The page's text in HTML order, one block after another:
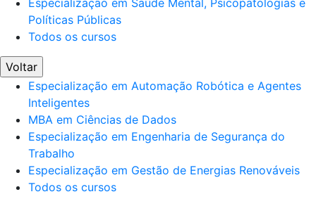
Especialização em Saúde Mental, Psicopatologias e
Políticas Públicas
Todos os cursos
Voltar
Especialização em Automação Robótica e Agentes
Inteligentes
MBA em Ciências de Dados
Especialização em Engenharia de Segurança do
Trabalho
Especialização em Gestão de Energias Renováveis
Todos os cursos